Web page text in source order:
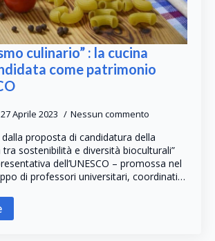
culinario” : la cucina
come patrimonio
27 Aprile 2023 Nessun commento
proposta di candidatura della
tra sostenibilità e diversità bioculturali”
dell’UNESCO – promossa nel
di professori universitari, coordinati…